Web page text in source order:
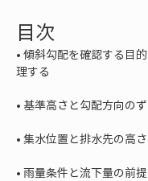
目次
• 傾斜勾配を確認する目
•
•
•